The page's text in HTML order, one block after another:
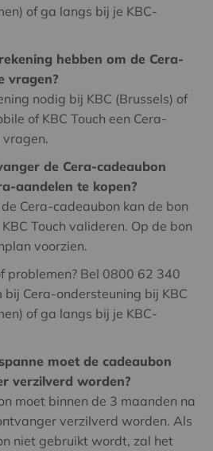
of ga langs bij je KBC-
hebben om de Cera-
vragen?
nodig bij KBC (Brussels) of
of KBC Touch een Cera-
de Cera-cadeaubon
aandelen te kopen?
Cera-cadeaubon kan de bon
Touch valideren. Op de bon
voorzien.
problemen? Bel 0800 62 340
bij Cera-ondersteuning bij KBC
of ga langs bij je KBC-
moet de cadeaubon
verzilverd worden?
moet binnen de 3 maanden na
verzilverd worden. Als
niet gebruikt wordt, zal het